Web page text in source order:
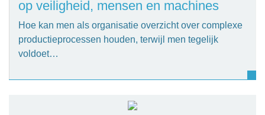
op veiligheid, mensen en machines
Hoe kan men als organisatie overzicht over complexe
productieprocessen houden, terwijl men tegelijk
voldoet…